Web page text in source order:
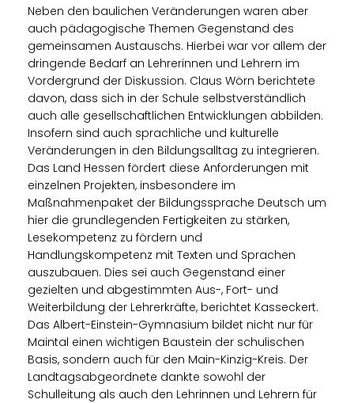
Neben den baulichen Veränderungen waren aber
auch pädagogische Themen Gegenstand des
gemeinsamen Austauschs. Hierbei war vor allem der
dringende Bedarf an Lehrerinnen und Lehrern im
Vordergrund der Diskussion. Claus Wörn berichtete
davon, dass sich in der Schule selbstverständlich
auch alle gesellschaftlichen Entwicklungen abbilden.
Insofern sind auch sprachliche und kulturelle
Veränderungen in den Bildungsalltag zu integrieren.
Das Land Hessen fördert diese Anforderungen mit
einzelnen Projekten, insbesondere im
Maßnahmenpaket der Bildungssprache Deutsch um
hier die grundlegenden Fertigkeiten zu stärken,
Lesekompetenz zu fördern und
Handlungskompetenz mit Texten und Sprachen
auszubauen. Dies sei auch Gegenstand einer
gezielten und abgestimmten Aus-, Fort- und
Weiterbildung der Lehrerkräfte, berichtet Kasseckert.
Das Albert-Einstein-Gymnasium bildet nicht nur für
Maintal einen wichtigen Baustein der schulischen
Basis, sondern auch für den Main-Kinzig-Kreis. Der
Landtagsabgeordnete dankte sowohl der
Schulleitung als auch den Lehrinnen und Lehrern für